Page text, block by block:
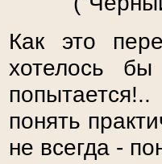
Как это
хотелось бы
понять
не всегда -